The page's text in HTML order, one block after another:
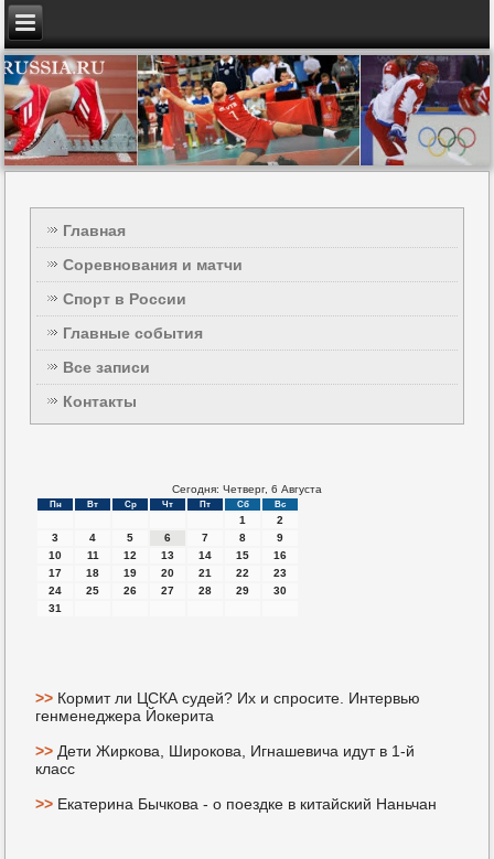
Главная
Соревнования и матчи
Спорт в России
Главные события
Все записи
Контакты
Сегодня: Четверг, 6 Августа
Пн Вт Ср Чт Пт Сб Вс
1
2
3
4 5 6 7 8
9
10
11 12 13 14 15
16
17
18 19 20 21 22
23
24
25 26 27 28 29
30
31
>> Кормит ли ЦСКА судей? Их и спросите. Интервью
генменеджера Йокерита
>> Дети Жиркова, Широкова, Игнашевича идут в 1-й
класс
>> Екатерина Бычкова - о поездке в китайский Наньчан